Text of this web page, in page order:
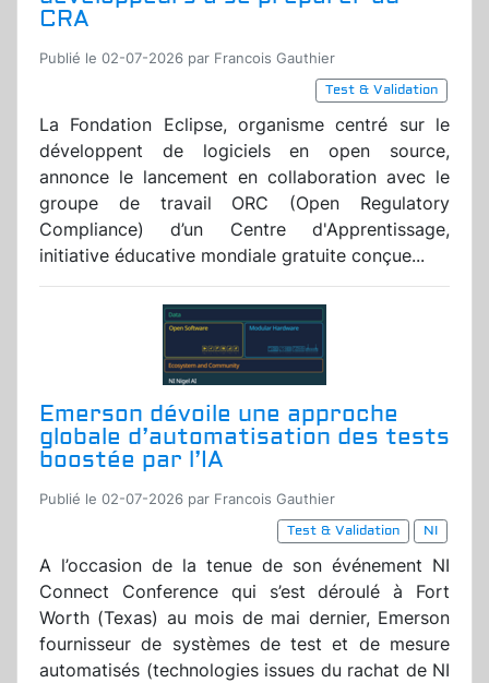
CRA
Publié le 02-07-2026 par Francois Gauthier
Test & Validation
La Fondation Eclipse, organisme centré sur le
développent de logiciels en open source,
annonce le lancement en collaboration avec le
groupe de travail ORC (Open Regulatory
Compliance) d’un Centre d'Apprentissage,
initiative éducative mondiale gratuite conçue...
Emerson dévoile une approche
globale d’automatisation des tests
boostée par l’IA
Publié le 02-07-2026 par Francois Gauthier
Test & Validation
NI
A l’occasion de la tenue de son événement NI
Connect Conference qui s’est déroulé à Fort
Worth (Texas) au mois de mai dernier, Emerson
fournisseur de systèmes de test et de mesure
automatisés (technologies issues du rachat de NI